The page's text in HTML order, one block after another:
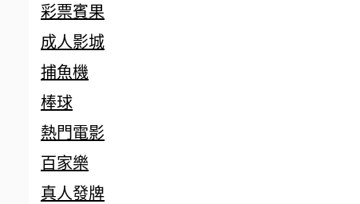
彩票賓果
成人影城
捕魚機
棒球
熱門電影
百家樂
真人發牌